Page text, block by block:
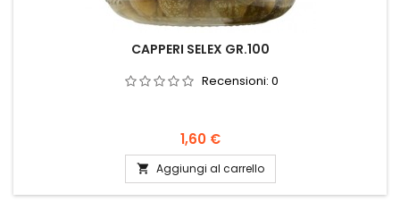
CAPPERI SELEX GR.100
Recensioni: 0
Prezzo
1,60 €
 Aggiungi al carrello